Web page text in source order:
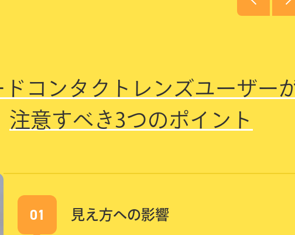
ドコンタクトレンズユーザー
注意すべき3つのポイント
01 見え方への影響